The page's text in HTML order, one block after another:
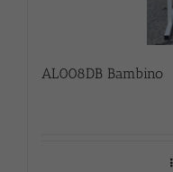
AL008DB Bambino